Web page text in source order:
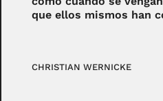
que ellos mismos han
CHRISTIAN WERNICKE